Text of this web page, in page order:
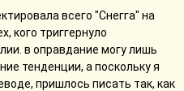
всего "Снегга" на
кого триггернуло
в оправдание могу лишь
тенденции, а поскольку я
пришлось писать так, как